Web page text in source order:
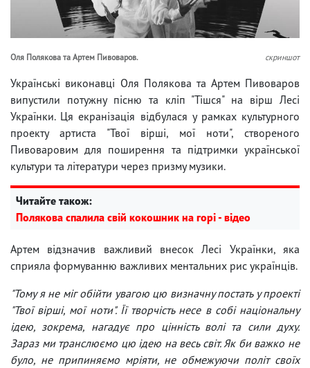
Оля Полякова та Артем Пивоваров. скриншот
Українські виконавці Оля Полякова та Артем Пивоваров
випустили потужну пісню та кліп "Тішся" на вірш Лесі
Українки. Ця екранізація відбулася у рамках культурного
проекту артиста "Твої вірші, мої ноти", створеного
Пивоваровим для поширення та підтримки української
культури та літератури через призму музики.
Читайте також:
Полякова спалила свій кокошник на горі - відео
Артем відзначив важливий внесок Лесі Українки, яка
сприяла формуванню важливих ментальних рис українців.
"Тому я не міг обійти увагою цю визначну постать у проекті
"Твої вірші, мої ноти". Її творчість несе в собі національну
ідею, зокрема, нагадує про цінність волі та сили духу.
Зараз ми транслюємо цю ідею на весь світ. Як би важко не
було, не припиняємо мріяти, не обмежуючи політ своїх